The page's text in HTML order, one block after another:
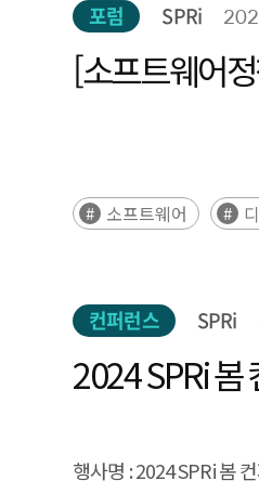
포럼 SPRi
[소프트웨어
소프트웨어
컨퍼런스 SPRi
2024 SPRi 봄
행사명 :2024 SPRi 봄